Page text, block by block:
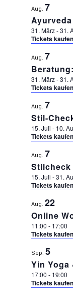
OF
EVENTS
IN
PHOTO
Aug. 7
31. März-31.
Tickets kaufen
Aug. 7
31. März-31.
Tickets kaufen
Aug. 7
Stil-
15. Juli - 10.
Tickets kaufen
Aug. 7
15. Juli -31.
Tickets kaufen
Aug. 22
Online
11:00 - 17:00
Tickets kaufen
Sep. 5
Yin
17:00 - 19:00
Tickets kaufen